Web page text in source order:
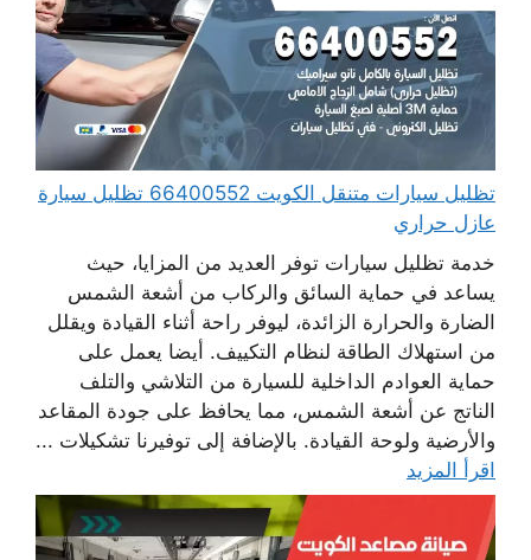
تظليل سيارات متنقل الكويت 66400552 تظليل سيارة
عازل حراري
خدمة تظليل سيارات توفر العديد من المزايا، حيث
يساعد في حماية السائق والركاب من أشعة الشمس
الضارة والحرارة الزائدة، ليوفر راحة أثناء القيادة ويقلل
من استهلاك الطاقة لنظام التكييف. أيضا يعمل على
حماية العوادم الداخلية للسيارة من التلاشي والتلف
الناتج عن أشعة الشمس، مما يحافظ على جودة المقاعد
والأرضية ولوحة القيادة. بالإضافة إلى توفيرنا تشكيلات ...
اقرأ المزيد